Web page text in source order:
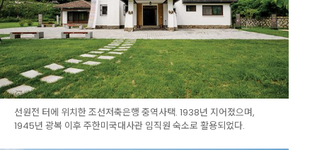
선원전 터에 위치한 조선저축은행 중역사택. 1938년 지어졌으며,
1945년 광복 이후 주한미국대사관 임직원 숙소로 활용되었다.